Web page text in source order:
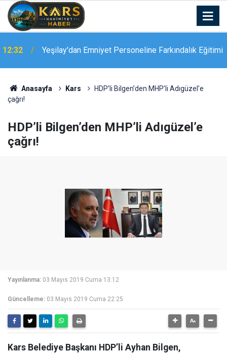
12:32 Yeşilay'dan Emniyet Personeline Farkındalık Eğitimi
Anasayfa Kars
HDP’li Bilgen’den MHP’li Adıgüzel’e
çağrı!
HDP’li Bilgen’den MHP’li Adıgüzel’e
çağrı!
Yayınlanma: 03 Mayıs 2019 Cuma 13:12
Güncelleme: 03 Mayıs 2019 Cuma 22:25
Kars Belediye Başkanı HDP’li Ayhan Bilgen,